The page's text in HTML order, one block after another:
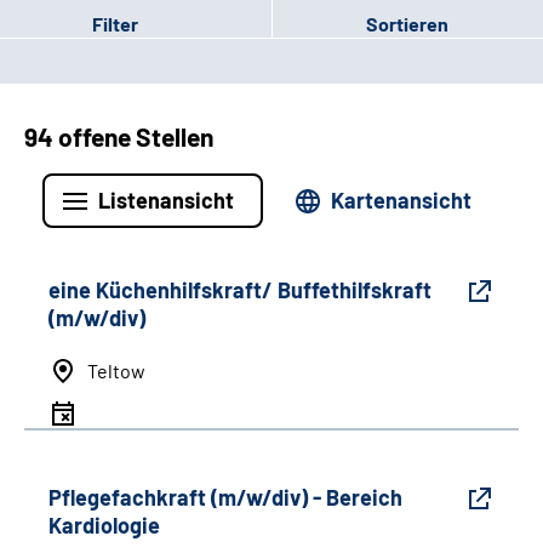
Filter Sortieren
94 offene Stellen
Listenansicht Kartenansicht
eine Küchenhilfskraft/ Buffethilfskraft
(m/w/div)
Teltow
Pflegefachkraft (m/w/div) - Bereich
Kardiologie